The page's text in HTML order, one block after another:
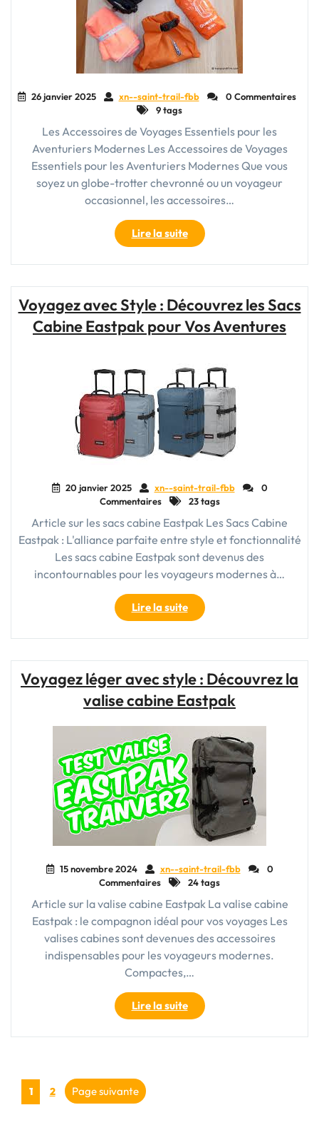
praticité"
26 janvier 2025 xn--saint-trail-fbb
0 Commentaires
9 tags
Les Accessoires de Voyages Essentiels pour les
Aventuriers Modernes Les Accessoires de Voyages
Essentiels pour les Aventuriers Modernes Que vous
soyez un globe-trotter chevronné ou un voyageur
occasionnel, les accessoires…
Lire la suite"Les
Indispensables
Accessoires
pour
les
Voyagez avec Style : Découvrez les Sacs
Cabine Eastpak pour Vos Aventures
20 janvier 2025 xn--saint-trail-fbb
0
Commentaires
23 tags
Article sur les sacs cabine Eastpak Les Sacs Cabine
Eastpak : L'alliance parfaite entre style et fonctionnalité
Les sacs cabine Eastpak sont devenus des
incontournables pour les voyageurs modernes à…
Lire la suite"Voyagez
avec
Style
Découvrez
les
Sacs
Eastpak
pour
Vos
Aventures"
Voyagez léger avec style : Découvrez la
valise cabine Eastpak
15 novembre 2024 xn--saint-trail-fbb
0
Commentaires
24 tags
Article sur la valise cabine Eastpak La valise cabine
Eastpak : le compagnon idéal pour vos voyages Les
valises cabines sont devenues des accessoires
indispensables pour les voyageurs modernes.
Compactes,…
Lire la suite"Voyagez
léger
avec
Pagination
Page
1 Page
2 Page suivante